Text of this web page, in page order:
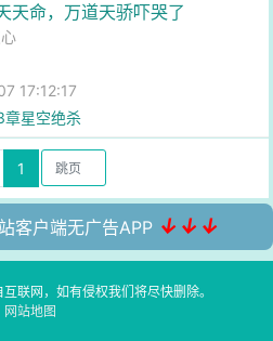
天命，万道天骄吓哭了
17:12:17
章星空绝杀
1
客户端无广告APP ↓↓↓
联网，如有侵权我们将尽快删除。
网站地图